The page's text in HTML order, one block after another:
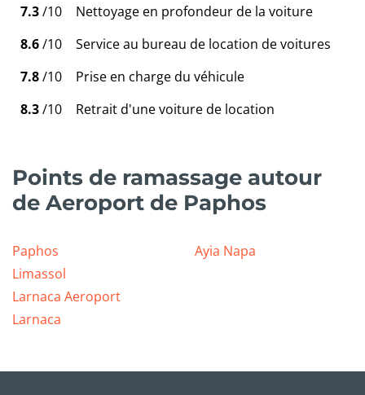
7.3/10
Nettoyage en profondeur de la voiture
8.6/10
Service au bureau de location de voitures
7.8/10
Prise en charge du véhicule
8.3/10 Retrait d'une voiture de location
Points de ramassage autour
de Aeroport de Paphos
Paphos
Limassol
Larnaca Aeroport
Larnaca
Ayia Napa